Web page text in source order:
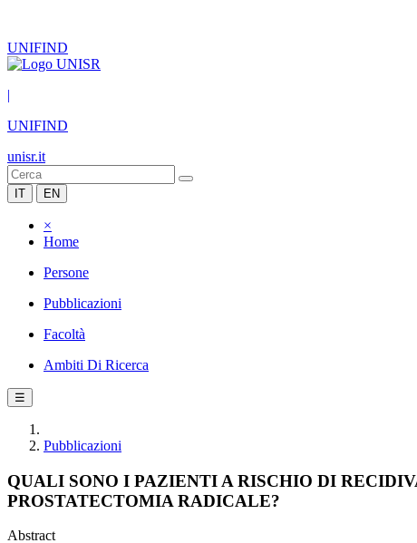
UNIFIND
|
UNIFIND
unisr.it
IT EN
×
Home
Persone
Pubblicazioni
Facoltà
Ambiti Di Ricerca
☰
Pubblicazioni
QUALI SONO I PAZIENTI A RISCHIO DI
PROSTATECTOMIA RADICALE?
Abstract